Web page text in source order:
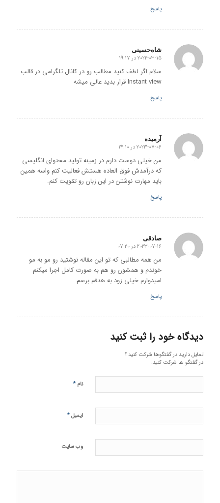
پاسخ
شاه‌حسینی
گفته:
2022-03-15 در 19:17
سلام اگر لطف کنید مطالب رو در کانال تلگرامی در قالب
Instant view قرار بدید عالی میشه
پاسخ
آرمیده
گفته:
2023-07-06 در 14:10
من خیلی دوست دارم در زمینه تولید محتوای انگلیسی
که درآمدش فوق العاده هستش فعالیت کنم واسه همین
باید مهارت نوشتن در این زبان رو تقویت کنم.
پاسخ
صادقی
گفته:
2023-07-16 در 07:20
من همه مطالبی که تو این مقاله نوشتید رو مو‌ به مو‌
خوندم و همشون رو هم به صورت کامل اجرا میکنم
امیدوارم خیلی زود به هدفم برسم.
پاسخ
دیدگاه خود را ثبت کنید
تمایل دارید در گفتگوها شرکت کنید ؟
در گفتگو ها شرکت کنید!
نام *
ایمیل*
وب‌ سایت